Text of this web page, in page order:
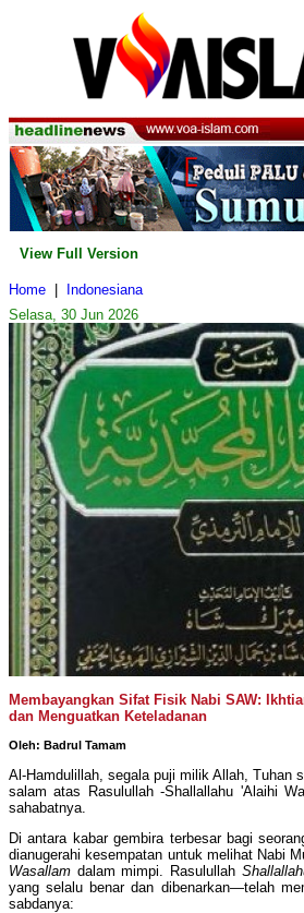
View Full Version
Home
Indonesiana
Selasa, 30 Jun 2026
Membayangkan Sifat Fisik Nabi SAW:
dan Menguatkan Keteladanan
Oleh: Badrul Tamam
Al-Hamdulillah, segala puji milik Allah, Tuhan
salam atas Rasulullah -Shallallahu 'Alaihi
sahabatnya.
Di antara kabar gembira terbesar bagi
dianugerahi kesempatan untuk melihat Nabi
Wasallam dalam mimpi. Rasulullah
yang selalu benar dan dibenarkan—telah
sabdanya: